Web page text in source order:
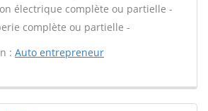
électrique complète ou partielle -
complète ou partielle -
: Auto entrepreneur